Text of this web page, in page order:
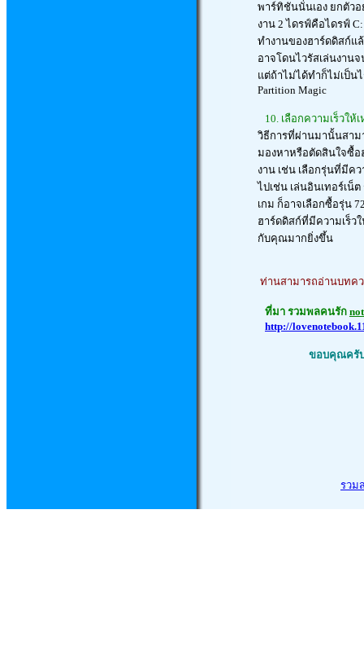
พาร์ทิชันนั่นเอง ยกตัวอ
งาน 2 ไดรฟ์คือไดรฟ์
ทำงานของฮาร์ดดิสก์แ
อาจโดนไวรัสเล่นงาน
แต่ถ้าไม่ได้ทำก็ไม่เป็น
Partition Magic
10. เลือกความเร็วให้
วิธีการที่ผ่านมานั้นสาม
มองหาหรือตัดสินใจซื้อ
งาน เช่น เลือกรุ่นที่มีค
ไปเช่น เล่นอินเทอร์เน็
เกม ก็อาจเลือกซื้อรุ่น
ฮาร์ดดิสก์ที่มีความเร็ว
กับคุณมากยิ่งขึ้น
ท่านสามารถอ่านบทค
ที่มา รวมพลคนรัก
http://
ขอบคุณครั
รวม